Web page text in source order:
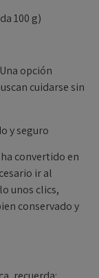
100 g)
opción
cuidarse sin
y seguro
convertido en
ir al
unos clics,
conservado y